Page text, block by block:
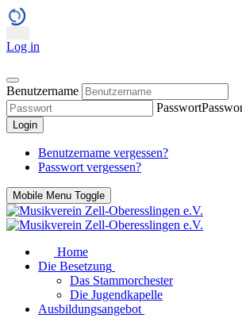
Log in
Benutzername
Passwort
Login
Benutzername vergessen?
Passwort vergessen?
Mobile Menu Toggle
Home
Die Besetzung
Das Stammorchester
Die Jugendkapelle
Ausbildungsangebot